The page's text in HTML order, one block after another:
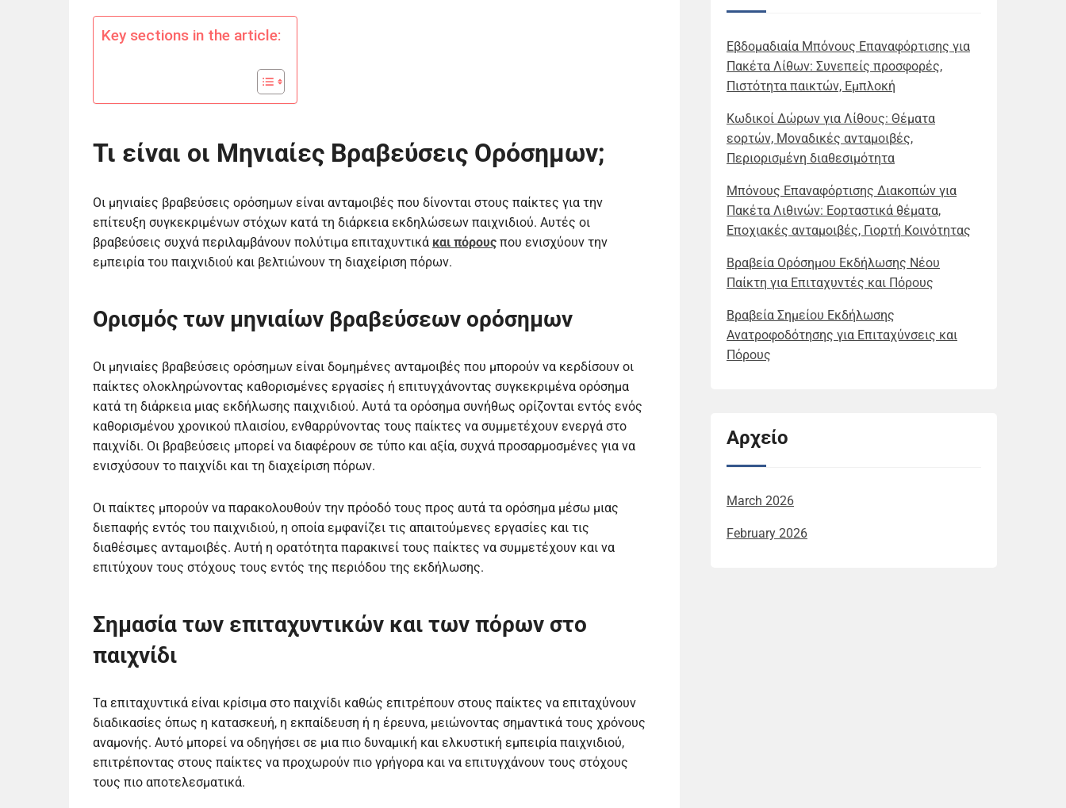
Key sections in the article:
Τι είναι οι Μηνιαίες Βραβεύσεις Ορόσημων;
Οι μηνιαίες βραβεύσεις ορόσημων είναι ανταμοιβές που δίνονται στους παίκτες για την
επίτευξη συγκεκριμένων στόχων κατά τη διάρκεια εκδηλώσεων παιχνιδιού. Αυτές οι
βραβεύσεις συχνά περιλαμβάνουν πολύτιμα επιταχυντικά και πόρους που ενισχύουν την
εμπειρία του παιχνιδιού και βελτιώνουν τη διαχείριση πόρων.
Ορισμός των μηνιαίων βραβεύσεων ορόσημων
Οι μηνιαίες βραβεύσεις ορόσημων είναι δομημένες ανταμοιβές που μπορούν να κερδίσουν οι
παίκτες ολοκληρώνοντας καθορισμένες εργασίες ή επιτυγχάνοντας συγκεκριμένα ορόσημα
κατά τη διάρκεια μιας εκδήλωσης παιχνιδιού. Αυτά τα ορόσημα συνήθως ορίζονται εντός ενός
καθορισμένου χρονικού πλαισίου, ενθαρρύνοντας τους παίκτες να συμμετέχουν ενεργά στο
παιχνίδι. Οι βραβεύσεις μπορεί να διαφέρουν σε τύπο και αξία, συχνά προσαρμοσμένες για να
ενισχύσουν το παιχνίδι και τη διαχείριση πόρων.
Οι παίκτες μπορούν να παρακολουθούν την πρόοδό τους προς αυτά τα ορόσημα μέσω μιας
διεπαφής εντός του παιχνιδιού, η οποία εμφανίζει τις απαιτούμενες εργασίες και τις
διαθέσιμες ανταμοιβές. Αυτή η ορατότητα παρακινεί τους παίκτες να συμμετέχουν και να
επιτύχουν τους στόχους τους εντός της περιόδου της εκδήλωσης.
Σημασία των επιταχυντικών και των πόρων στο
παιχνίδι
Τα επιταχυντικά είναι κρίσιμα στο παιχνίδι καθώς επιτρέπουν στους παίκτες να επιταχύνουν
διαδικασίες όπως η κατασκευή, η εκπαίδευση ή η έρευνα, μειώνοντας σημαντικά τους χρόνους
αναμονής. Αυτό μπορεί να οδηγήσει σε μια πιο δυναμική και ελκυστική εμπειρία παιχνιδιού,
επιτρέποντας στους παίκτες να προχωρούν πιο γρήγορα και να επιτυγχάνουν τους στόχους
τους πιο αποτελεσματικά.
Εβδομαδιαία Μπόνους Επαναφόρτισης για
Πακέτα Λίθων: Συνεπείς προσφορές,
Πιστότητα παικτών, Εμπλοκή
Κωδικοί Δώρων για Λίθους: Θέματα
εορτών, Μοναδικές ανταμοιβές,
Περιορισμένη διαθεσιμότητα
Μπόνους Επαναφόρτισης Διακοπών για
Πακέτα Λιθινών: Εορταστικά θέματα,
Εποχιακές ανταμοιβές, Γιορτή Κοινότητας
Βραβεία Ορόσημου Εκδήλωσης Νέου
Παίκτη για Επιταχυντές και Πόρους
Βραβεία Σημείου Εκδήλωσης
Ανατροφοδότησης για Επιταχύνσεις και
Πόρους
Αρχείο
March 2026
February 2026